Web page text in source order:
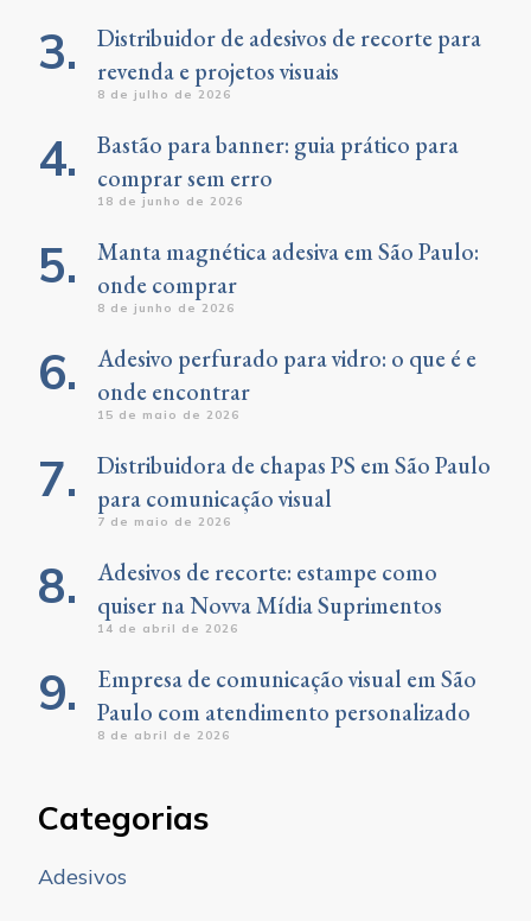
Distribuidor de adesivos de recorte para
revenda e projetos visuais
8 de julho de 2026
Bastão para banner: guia prático para
comprar sem erro
18 de junho de 2026
Manta magnética adesiva em São Paulo:
onde comprar
8 de junho de 2026
Adesivo perfurado para vidro: o que é e
onde encontrar
15 de maio de 2026
Distribuidora de chapas PS em São Paulo
para comunicação visual
7 de maio de 2026
Adesivos de recorte: estampe como
quiser na Novva Mídia Suprimentos
14 de abril de 2026
Empresa de comunicação visual em São
Paulo com atendimento personalizado
8 de abril de 2026
Categorias
Adesivos